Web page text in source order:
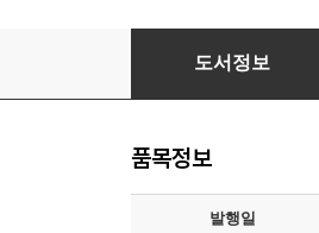
Ultralearning:
도서정보
품목정보
발행일